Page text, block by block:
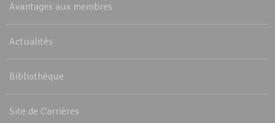
Avantages aux membres
Actualités
Bibliothèque
Site de Carrières